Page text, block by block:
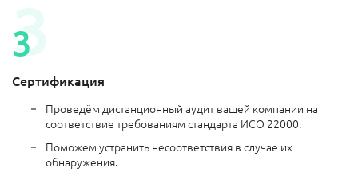
Сертификация
Проведём дистанционный аудит вашей компании на
соответствие требованиям стандарта ИСО 22000.
Поможем устранить несоответствия в случае их
обнаружения.